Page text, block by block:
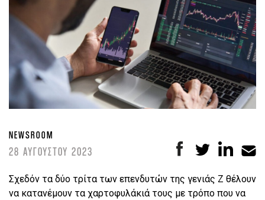
NEWSROOM
28 ΑΥΓΟΥΣΤΟΥ 2023
Σχεδόν τα δύο τρίτα των επενδυτών της γενιάς Z θέλουν
να κατανέμουν τα χαρτοφυλάκιά τους με τρόπο που να